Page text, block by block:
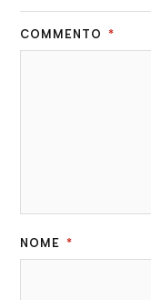
COMMENTO *
NOME *